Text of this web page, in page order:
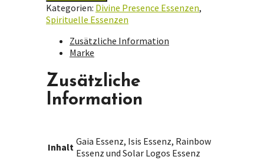
Kategorien: Divine Presence Essenzen,
Spirituelle Essenzen
Zusätzliche Information
Marke
Zusätzliche
Information
Inhalt Gaia Essenz, Isis Essenz, Rainbow
Essenz und Solar Logos Essenz